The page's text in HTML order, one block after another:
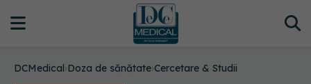
DCMedical›Doza de sănătate›Cercetare & Studii